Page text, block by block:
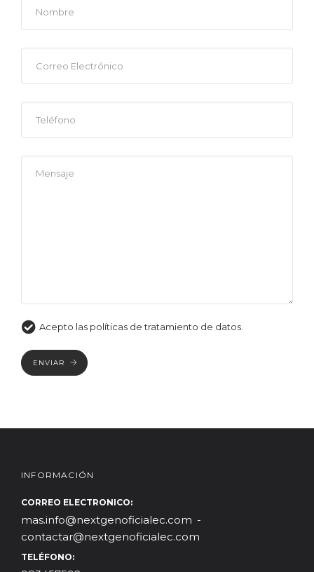
Acepto las políticas de tratamiento de datos.
ENVIAR
INFORMACIÓN
CORREO ELECTRONICO:
mas.info@nextgenoficialec.com
contactar@nextgenoficialec.com
TELÉFONO: